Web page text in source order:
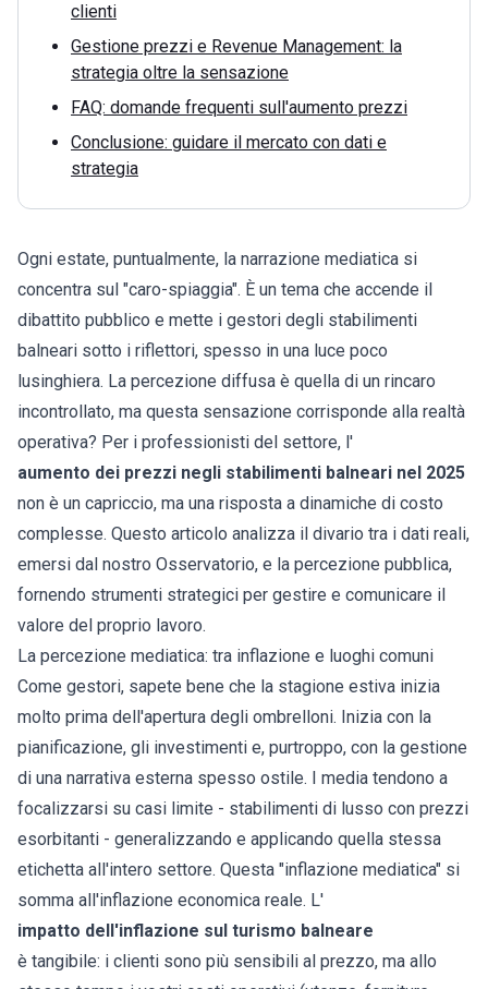
clienti
Gestione prezzi e Revenue Management: la
strategia oltre la sensazione
FAQ: domande frequenti sull'aumento prezzi
Conclusione: guidare il mercato con dati e
strategia
Ogni estate, puntualmente, la narrazione mediatica si
concentra sul "caro-spiaggia". È un tema che accende il
dibattito pubblico e mette i gestori degli stabilimenti
balneari sotto i riflettori, spesso in una luce poco
lusinghiera. La percezione diffusa è quella di un rincaro
incontrollato, ma questa sensazione corrisponde alla realtà
operativa? Per i professionisti del settore, l'
aumento dei prezzi negli stabilimenti balneari nel 2025
non è un capriccio, ma una risposta a dinamiche di costo
complesse. Questo articolo analizza il divario tra i dati reali,
emersi dal nostro Osservatorio, e la percezione pubblica,
fornendo strumenti strategici per gestire e comunicare il
valore del proprio lavoro.
La percezione mediatica: tra inflazione e luoghi comuni
Come gestori, sapete bene che la stagione estiva inizia
molto prima dell'apertura degli ombrelloni. Inizia con la
pianificazione, gli investimenti e, purtroppo, con la gestione
di una narrativa esterna spesso ostile. I media tendono a
focalizzarsi su casi limite - stabilimenti di lusso con prezzi
esorbitanti - generalizzando e applicando quella stessa
etichetta all'intero settore. Questa "inflazione mediatica" si
somma all'inflazione economica reale. L'
impatto dell'inflazione sul turismo balneare
è tangibile: i clienti sono più sensibili al prezzo, ma allo